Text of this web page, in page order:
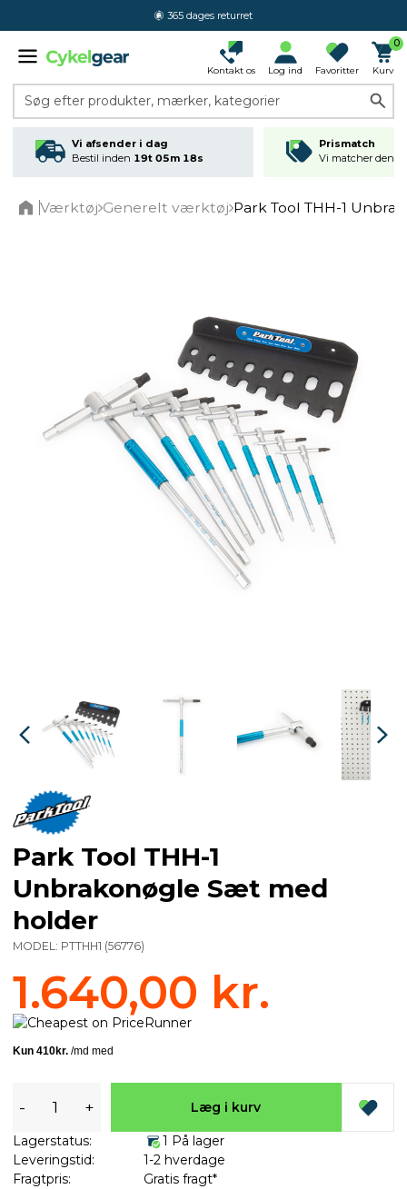
365 dages returret
Kontakt os Log ind Favoritter
0
Kurv
Søg efter produkter, mærker, kategorier
Vi afsender i dag
Bestil inden 19t 05m 17s
Prismatch
Vi matcher den
Værktøj Generelt værktøj Park Tool THH-1
Park Tool THH-1
Unbrakonøgle Sæt med
holder
MODEL: PTTHH1 (56776)
1.640,00 kr.
- + Læg i kurv
Lagerstatus:
1 På lager
Leveringstid:
1-2 hverdage
Fragtpris:
Gratis fragt*